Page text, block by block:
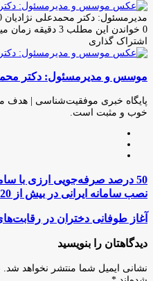
مدیرمسئول: دکتر محمدعلی نژادیان 10
0 خواندن این مطلب 3 دقیقه زمان میبرد
اشتراک گذاری
فیس
توئیتر
لینکدین
واتس
تلگرام
اشتراک
از
ایمیل
چاپ
موسس و مدیرمسئول: دکتر
پایگاه خبری موفقیت‌شناسی | هدف
خوب و مثبت است.
50
درصد
صرفه‌جویی
ارزی
با
سامانه
راهبری
ایران
50 درصد صرفه‌جویی ارزی با
نصب سامانه ایرانی در بیش از 120 بیمارستان کشور
آغاز
دختران
رقابت‌های
قهرمانی
آغاز طوفانی دختران در
دیدگاهتان را بنویسید
نشانی ایمیل شما منتشر نخواهد شد.